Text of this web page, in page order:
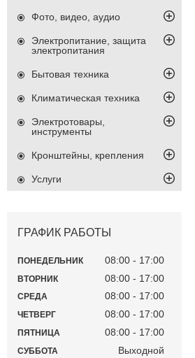
Фото, видео, аудио
Электропитание, защита
электропитания
Бытовая техника
Климатическая техника
Электротовары,
инструменты
Кронштейны, крепления
Услуги
ГРАФИК РАБОТЫ
ПОНЕДЕЛЬНИК 08:00 17:00
ВТОРНИК 08:00 17:00
СРЕДА 08:00 17:00
ЧЕТВЕРГ 08:00 17:00
ПЯТНИЦА 08:00 17:00
СУББОТА Выходной